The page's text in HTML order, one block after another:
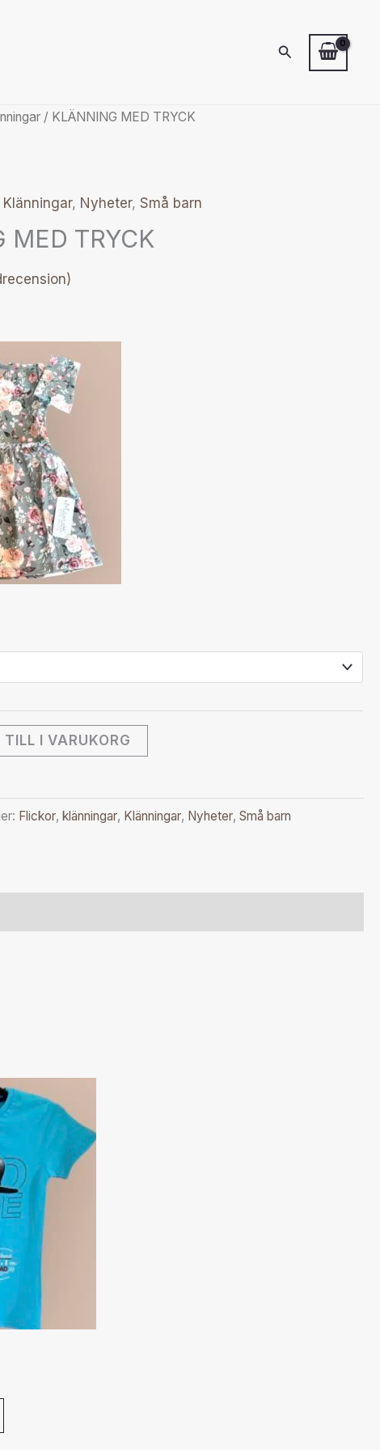
Sök
/ KLÄNNING MED TRYCK
Klänningar, Nyheter,Små barn
MED TRYCK
TILL I VARUKORG
Flickor,klänningar, Klänningar, Nyheter,Små barn